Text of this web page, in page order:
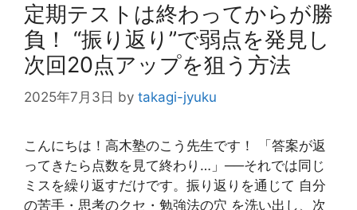
定期テストは終わってからが勝
負！ “振り返り”で弱点を発見し
次回20点アップを狙う方法
2025年7月3日 by takagi-jyuku
こんにちは！高木塾のこう先生です！ 「答案が返
ってきたら点数を見て終わり…」──それでは同じ
ミスを繰り返すだけです。振り返りを通じて 自分
の苦手・思考のクセ・勉強法の穴 を洗い出し、次